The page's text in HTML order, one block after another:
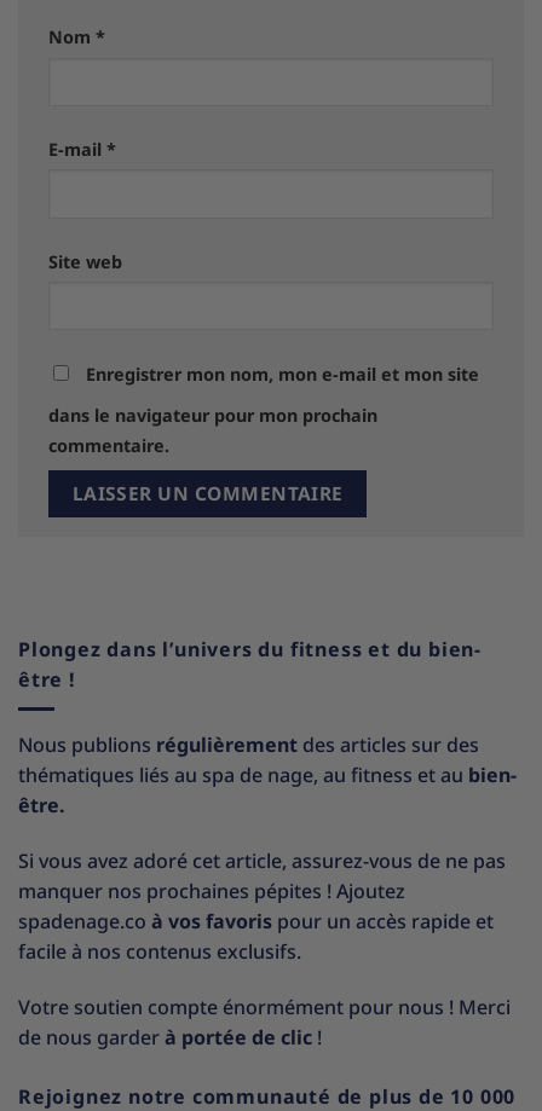
Nom *
E-mail *
Site web
Enregistrer mon nom, mon e-mail et mon site
dans le navigateur pour mon prochain
commentaire.
Plongez dans l’univers du fitness et du bien-
être !
Nous publions régulièrement des articles sur des
thématiques liés au spa de nage, au fitness et au bien-
être.
Si vous avez adoré cet article, assurez-vous de ne pas
manquer nos prochaines pépites ! Ajoutez
spadenage.co à vos favoris pour un accès rapide et
facile à nos contenus exclusifs.
Votre soutien compte énormément pour nous ! Merci
de nous garderà portée de clic !
Rejoignez notre communauté de plus de 10 000